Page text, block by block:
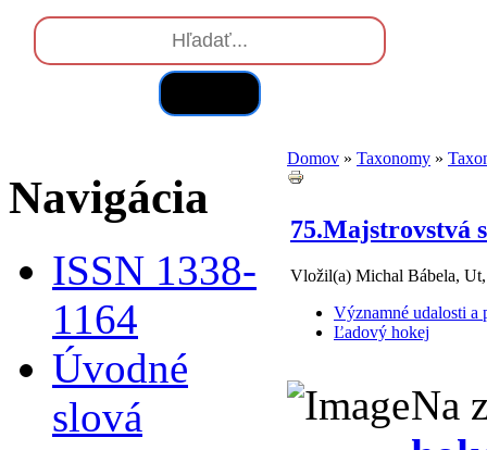
Navigácia
ISSN 1338-
1164
Úvodné
slová
Domov » Taxonomy »
75.Majstrovstvá
Vložil(a) Michal Bábela,
Významné udalosti a
Ľadový hokej
Na